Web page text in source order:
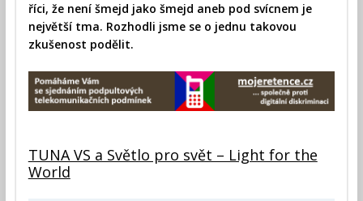
říci, že není šmejd jako šmejd aneb pod svícnem je
největší tma. Rozhodli jsme se o jednu takovou
zkušenost podělit.
TUNA VS a Světlo pro svět – Light for the
World